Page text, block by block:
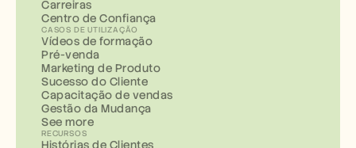
Carreiras
Centro de Confiança
CASOS DE UTILIZAÇÃO
Vídeos de formação
Pré-venda
Marketing de Produto
Sucesso do Cliente
Capacitação de vendas
Gestão da Mudança
See more
RECURSOS
Histórias de Clientes